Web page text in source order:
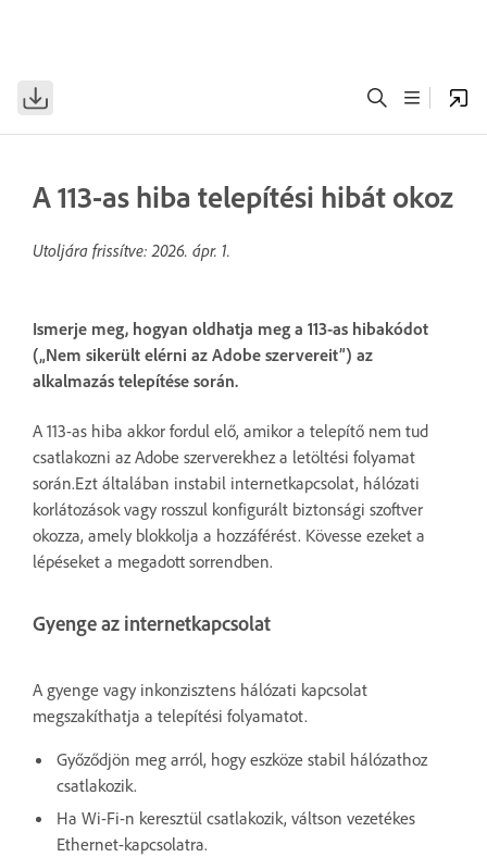
A 113-as hiba telepítési hibát okoz
Utoljára frissítve:2026. ápr. 1.
Ismerje meg, hogyan oldhatja meg a 113-as hibakódot
(„Nem sikerült elérni az Adobe szervereit”) az
alkalmazás telepítése során.
A 113-as hiba akkor fordul elő, amikor a telepítő nem tud
csatlakozni az Adobe szerverekhez a letöltési folyamat
során.Ezt általában instabil internetkapcsolat, hálózati
korlátozások vagy rosszul konfigurált biztonsági szoftver
okozza, amely blokkolja a hozzáférést. Kövesse ezeket a
lépéseket a megadott sorrendben.
Gyenge az internetkapcsolat
A gyenge vagy inkonzisztens hálózati kapcsolat
megszakíthatja a telepítési folyamatot.
Győződjön meg arról, hogy eszköze stabil hálózathoz
csatlakozik.
Ha Wi-Fi-n keresztül csatlakozik, váltson vezetékes
Ethernet-kapcsolatra.